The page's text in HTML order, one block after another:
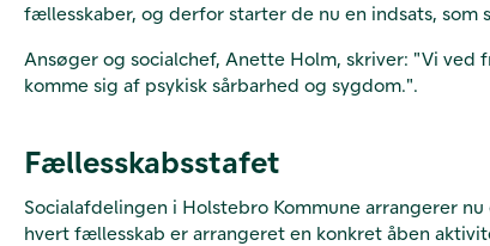
fællesskaber, og derfor starter de nu en indsats,
Ansøger og socialchef, Anette Holm, skriver: "Vi
komme sig af psykisk sårbarhed og sygdom.".
Fællesskabsstafet
Socialafdelingen i Holstebro Kommune arrangerer
hvert fællesskab er arrangeret en konkret åben